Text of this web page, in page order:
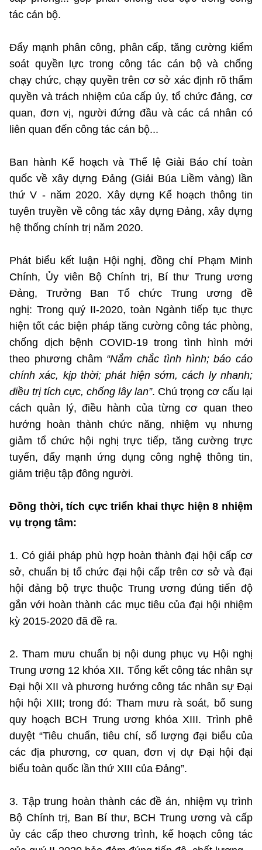
tác cán bộ.
Đẩy mạnh phân công, phân cấp, tăng cường kiểm
soát quyền lực trong công tác cán bộ và chống
chạy chức, chạy quyền trên cơ sở xác định rõ thẩm
quyền và trách nhiệm của cấp ủy, tổ chức đảng, cơ
quan, đơn vị, người đứng đầu và các cá nhân có
liên quan đến công tác cán bộ...
Ban hành Kế hoạch và Thể lệ Giải Báo chí toàn
quốc về xây dựng Đảng (Giải Búa Liềm vàng) lần
thứ V - năm 2020. Xây dựng Kế hoạch thông tin
tuyên truyền về công tác xây dựng Đảng, xây dựng
hệ thống chính trị năm 2020.
Phát biểu kết luận Hội nghị, đồng chí Phạm Minh
Chính, Ủy viên Bộ Chính trị, Bí thư Trung ương
Đảng, Trưởng Ban Tổ chức Trung ương đề
nghị: Trong quý II-2020, toàn Ngành tiếp tục thực
hiện tốt các biện pháp tăng cường công tác phòng,
chống dịch bệnh COVID-19 trong tình hình mới
theo phương châm “Nắm chắc tình hình; báo cáo
chính xác, kịp thời; phát hiện sớm, cách ly nhanh;
điều trị tích cực, chống lây lan”. Chú trọng cơ cấu lại
cách quản lý, điều hành của từng cơ quan theo
hướng hoàn thành chức năng, nhiệm vụ nhưng
giảm tổ chức hội nghị trực tiếp, tăng cường trực
tuyến, đẩy mạnh ứng dụng công nghệ thông tin,
giảm triệu tập đông người.
Đồng thời, tích cực triển khai thực hiện 8 nhiệm
vụ trọng tâm:
1. Có giải pháp phù hợp hoàn thành đại hội cấp cơ
sở, chuẩn bị tổ chức đại hội cấp trên cơ sở và đại
hội đảng bộ trực thuộc Trung ương đúng tiến độ
gắn với hoàn thành các mục tiêu của đại hội nhiệm
kỳ 2015-2020 đã đề ra.
2. Tham mưu chuẩn bị nội dung phục vụ Hội nghị
Trung ương 12 khóa XII. Tổng kết công tác nhân sự
Đại hội XII và phương hướng công tác nhân sự Đại
hội hội XIII; trong đó: Tham mưu rà soát, bổ sung
quy hoạch BCH Trung ương khóa XIII. Trình phê
duyệt “Tiêu chuẩn, tiêu chí, số lượng đại biểu của
các địa phương, cơ quan, đơn vị dự Đại hội đại
biểu toàn quốc lần thứ XIII của Đảng”.
3. Tập trung hoàn thành các đề án, nhiệm vụ trình
Bộ Chính trị, Ban Bí thư, BCH Trung ương và cấp
ủy các cấp theo chương trình, kế hoạch công tác